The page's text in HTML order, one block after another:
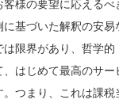
様の要望に応えるべ
基づいた解釈の安
限界があり、哲学的
はじめて最高のサー
つまり、これは課税